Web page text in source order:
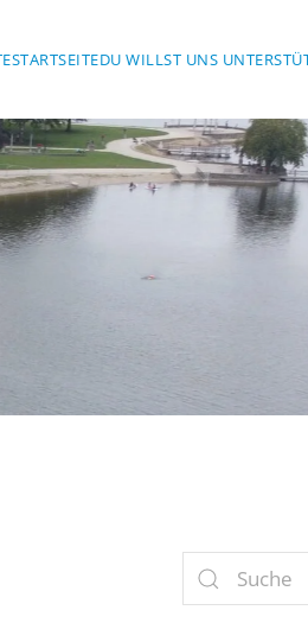
STARTSEITEDU WILLST UNS